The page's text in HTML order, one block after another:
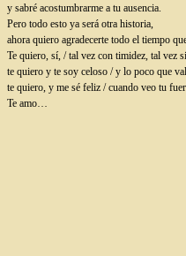
y sabré acostumbrarme a tu ausencia.
Pero todo esto ya será otra historia,
ahora quiero agradecerte todo el tiempo
Te quiero, sí, / tal vez con timidez, tal vez
te quiero y te soy celoso / y lo poco que
te quiero, y me sé feliz / cuando veo tu
Te amo…